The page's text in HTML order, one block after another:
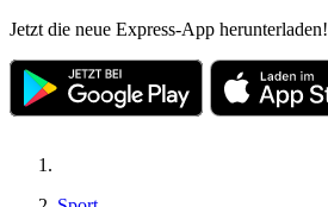
Jetzt die neue Express-App herunterladen!